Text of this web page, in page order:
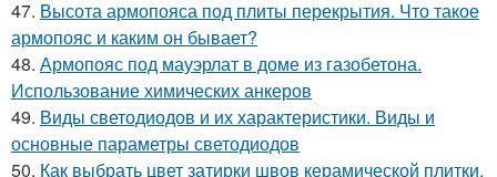
47. Высота армопояса под плиты перекрытия. Что такое
армопояс и каким он бывает?
48. Армопояс под мауэрлат в доме из газобетона.
Использование химических анкеров
49. Виды светодиодов и их характеристики. Виды и
основные параметры светодиодов
50. Как выбрать цвет затирки швов керамической плитки.